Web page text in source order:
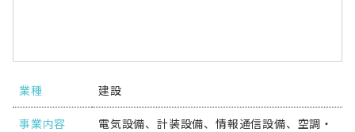
業種 建設
事業内容
電気設備、計装設備、情報通信設備、空調・